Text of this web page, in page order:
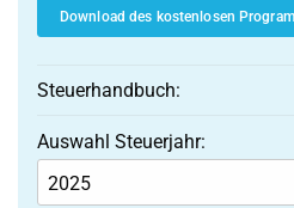
Download des kostenlosen
Steuerhandbuch:
Auswahl Steuerjahr: